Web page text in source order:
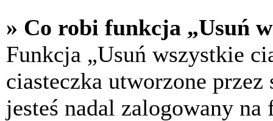
» Co robi funkcja „Usuń
Funkcja „Usuń wszystkie
ciasteczka utworzone
jesteś nadal zalogowany